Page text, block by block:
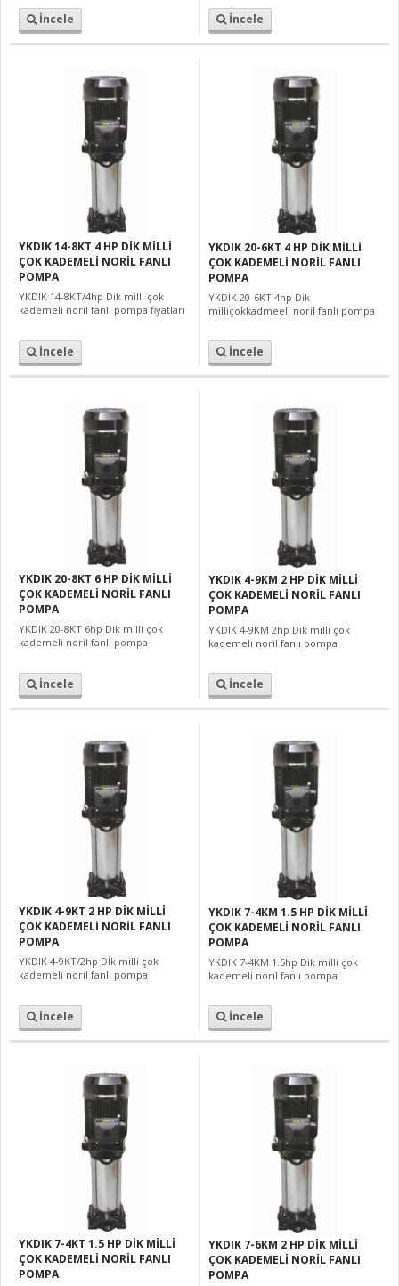
İncele İncele
YKDIK 14-8KT 4 HP DİK MİLLİ
ÇOK KADEMELİ NORİL FANLI
POMPA
YKDIK 14-8KT/4hp Dik milli çok
kademeli noril fanlı pompa fiyatları
İncele
YKDIK 20-6KT 4 HP DİK MİLLİ
ÇOK KADEMELİ NORİL FANLI
POMPA
YKDIK 20-6KT 4hp Dik
milliçokkadmeeli noril fanlı pompa
İncele
YKDIK 20-8KT 6 HP DİK MİLLİ
ÇOK KADEMELİ NORİL FANLI
POMPA
YKDIK 20-8KT 6hp Dik milli çok
kademeli noril fanlı pompa
İncele
YKDIK 4-9KM 2 HP DİK MİLLİ
ÇOK KADEMELİ NORİL FANLI
POMPA
YKDIK 4-9KM 2hp Dik milli çok
kademeli noril fanlı pompa
İncele
YKDIK 4-9KT 2 HP DİK MİLLİ
ÇOK KADEMELİ NORİL FANLI
POMPA
YKDIK 4-9KT/2hp Dİk milli çok
kademeli noril fanlı pompa
İncele
YKDIK 7-4KM 1.5 HP DİK MİLLİ
ÇOK KADEMELİ NORİL FANLI
POMPA
YKDIK 7-4KM 1.5hp Dik milli çok
kademeli noril fanlı pompa
İncele
YKDIK 7-4KT 1.5 HP DİK MİLLİ
ÇOK KADEMELİ NORİL FANLI
POMPA
YKDIK 7-6KM 2 HP DİK MİLLİ
ÇOK KADEMELİ NORİL FANLI
POMPA